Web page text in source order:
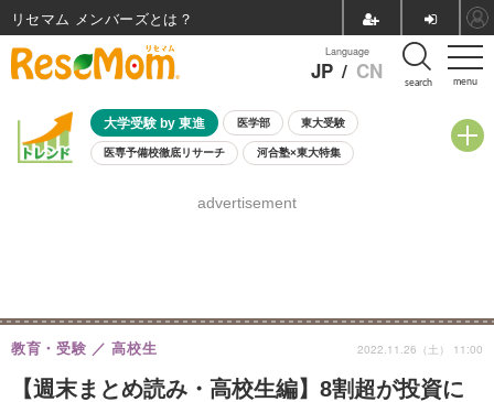
menu
Language
JP / CN search
大学受験 by 東進 医学部 東大受験
医専予備校徹底リサーチ 河合塾×東大特集
8月開催学校説明会・相談会
advertisement
【週末まとめ読み・高校生編】8割超が投資に
教育・受験 高校生 2022.11.26（土） 11:00
リセマム メンバーズ